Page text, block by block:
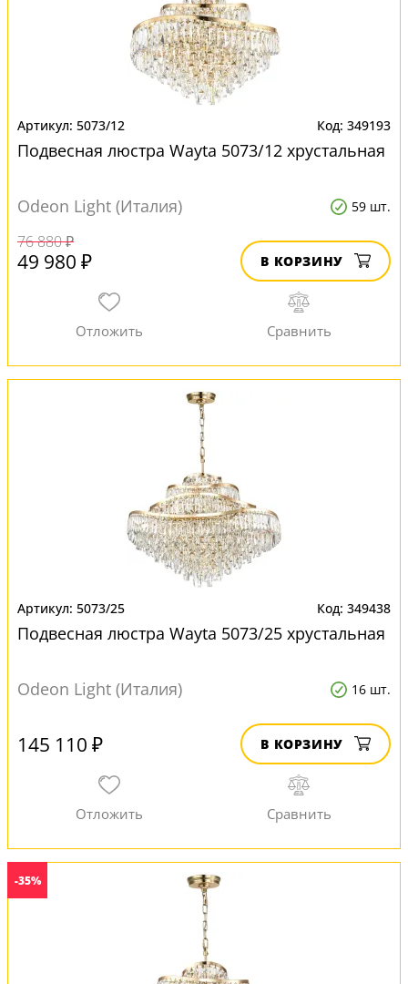
5073/12 349193
Подвесная люстра Wayta 5073/12 хрустальная
Odeon Light (Италия) 59 шт.
76 880 ₽
49 980 ₽ В КОРЗИНУ
5073/25 349438
Подвесная люстра Wayta 5073/25 хрустальная
Odeon Light (Италия) 16 шт.
145 110 ₽ В КОРЗИНУ
-35%